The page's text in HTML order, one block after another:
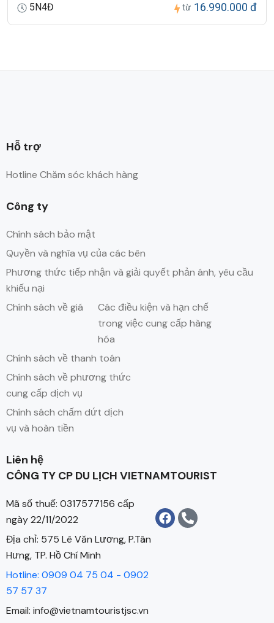
5N4Đ
từ 16.990.000 đ
Hỗ trợ
Hotline Chăm sóc khách hàng
Công ty
Chính sách bảo mật
Quyền và nghĩa vụ của các bên
Phương thức tiếp nhận và giải quyết phản ánh, yêu cầu
khiếu nại
Chính sách về giá
Các điều kiện và hạn chế
trong việc cung cấp hàng
hóa
Chính sách về thanh toán
Chính sách về phương thức
cung cấp dịch vụ
Chính sách chấm dứt dịch
vụ và hoàn tiền
Liên hệ
CÔNG TY CP DU LỊCH VIETNAMTOURIST
Mã số thuế: 0317577156 cấp
ngày 22/11/2022
Địa chỉ: 575 Lê Văn Lương, P.Tân
Hưng, TP. Hồ Chí Minh
Hotline: 0909 04 75 04 - 0902
57 57 37
Email: info@vietnamtouristjsc.vn